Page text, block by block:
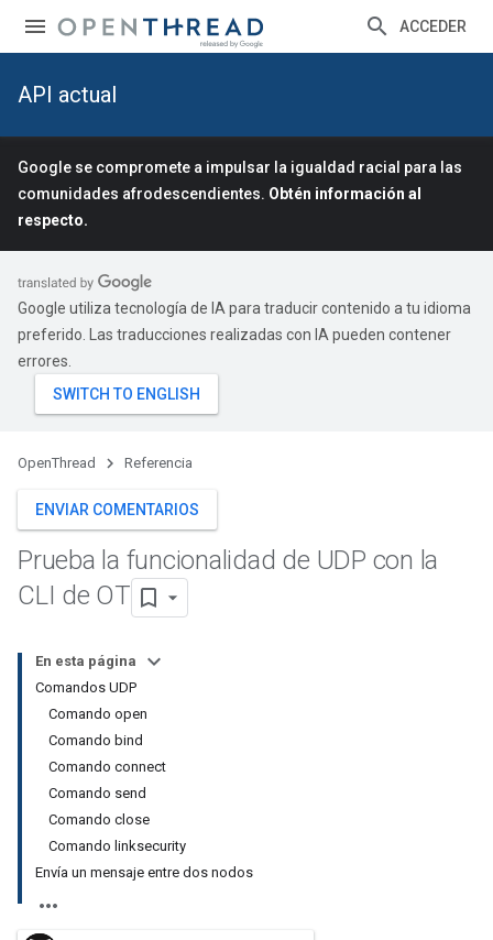
ACCEDER
API actual
Google se compromete a impulsar la igualdad racial para las
comunidades afrodescendientes. Obtén información al
respecto.
Google utiliza tecnología de IA para traducir contenido a tu idioma
preferido. Las traducciones realizadas con IA pueden contener
errores.
OpenThread Referencia
ENVIAR COMENTARIOS
Prueba la funcionalidad de UDP con la
CLI de OT
En esta página
Comandos UDP
Comando open
Comando bind
Comando connect
Comando send
Comando close
Comando linksecurity
Envía un mensaje entre dos nodos